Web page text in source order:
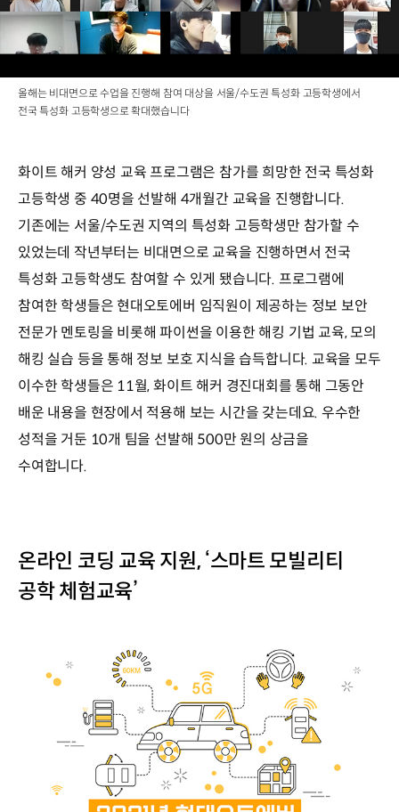
올해는 비대면으로 수업을 진행해 참여 대상을 서울/수도권 특성화 고등학생에서
전국 특성화 고등학생으로 확대했습니다
화이트 해커 양성 교육 프로그램은 참가를 희망한 전국 특성화
고등학생 중 40명을 선발해 4개월간 교육을 진행합니다.
기존에는 서울/수도권 지역의 특성화 고등학생만 참가할 수
있었는데 작년부터는 비대면으로 교육을 진행하면서 전국
특성화 고등학생도 참여할 수 있게 됐습니다. 프로그램에
참여한 학생들은 현대오토에버 임직원이 제공하는 정보 보안
전문가 멘토링을 비롯해 파이썬을 이용한 해킹 기법 교육, 모의
해킹 실습 등을 통해 정보 보호 지식을 습득합니다. 교육을 모두
이수한 학생들은 11월, 화이트 해커 경진대회를 통해 그동안
배운 내용을 현장에서 적용해 보는 시간을 갖는데요. 우수한
성적을 거둔 10개 팀을 선발해 500만 원의 상금을
수여합니다.
온라인 코딩 교육 지원, ‘스마트 모빌리티
공학 체험교육’